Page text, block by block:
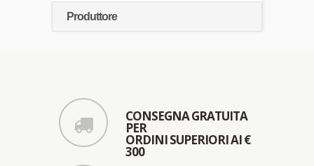
Produttore
CONSEGNA GRATUITA
PER
ORDINI SUPERIORI AI €
300